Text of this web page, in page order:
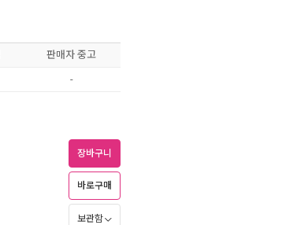
판매자 중고
-
장바구니
바로구매
보관함